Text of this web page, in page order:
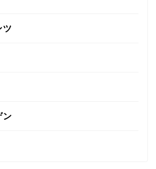
ツ
ン